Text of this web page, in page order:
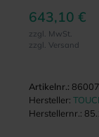
643,10 €
zzgl. MwSt.
zzgl. Versand
Artikelnr.:
Hersteller:
Herstellernr.: